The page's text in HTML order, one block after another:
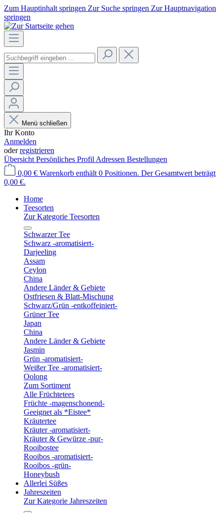
Zum Hauptinhalt springen Zur Suche springen Zur Hauptnavigation
springen
Menü schließen
Ihr Konto
Anmelden
oderregistrieren
Übersicht Persönliches Profil Adressen Bestellungen
0,00 € Warenkorb enthält 0 Positionen. Der Gesamtwert beträgt
0,00 €.
Home
Teesorten
Zur Kategorie Teesorten
Schwarzer Tee
Schwarz -aromatisiert-
Darjeeling
Assam
Ceylon
China
Andere Länder & Gebiete
Ostfriesen & Blatt-Mischung
Schwarz/Grün -entkoffeiniert-
Grüner Tee
Japan
China
Andere Länder & Gebiete
Jasmin
Grün -aromatisiert-
Weißer Tee -aromatisiert-
Oolong
Zum Sortiment
Alle Früchtetees
Früchte -magenschonend-
Geeignet als *Eistee*
Kräutertee
Kräuter -aromatisiert-
Kräuter & Gewürze -pur-
Rooibostee
Rooibos -aromatisiert-
Rooibos -grün-
Honeybush
Allerlei Süßes
Jahreszeiten
Zur Kategorie Jahreszeiten